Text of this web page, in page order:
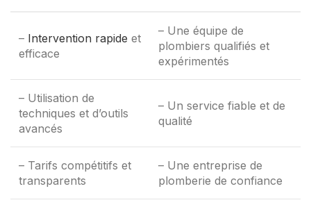
– Intervention rapide et
efficace
– Une équipe de
plombiers qualifiés et
expérimentés
– Utilisation de
techniques et d’outils
avancés
– Un service fiable et de
qualité
– Tarifs compétitifs et
transparents
– Une entreprise de
plomberie de confiance